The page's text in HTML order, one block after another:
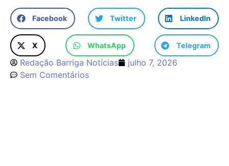
Facebook Twitter LinkedIn
X WhatsApp Telegram
Redação Barriga Notícias
julho 7, 2026
Sem Comentários